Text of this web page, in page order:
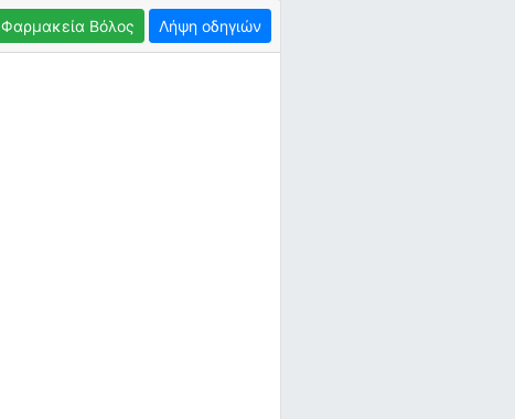
Φαρμακεία Βόλος Λήψη οδηγιών